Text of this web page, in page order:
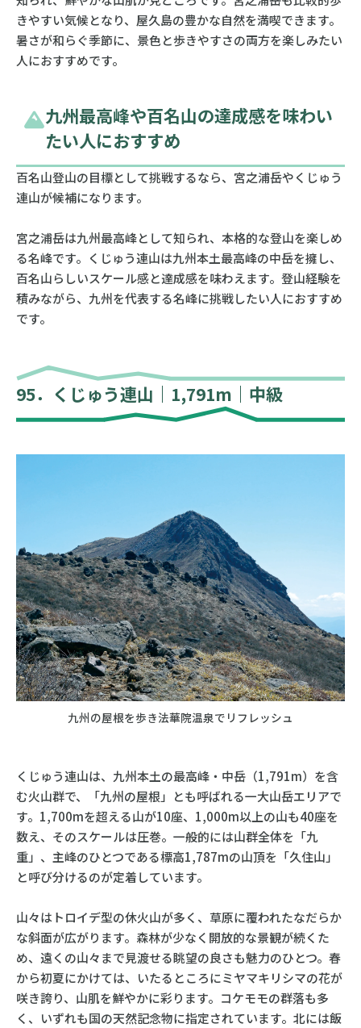
きやすい気候となり、屋久島の豊かな自然を満喫できます。
暑さが和らぐ季節に、景色と歩きやすさの両方を楽しみたい
人におすすめです。
九州最高峰や百名山の達成感を味わい
たい人におすすめ
百名山登山の目標として挑戦するなら、宮之浦岳やくじゅう
連山が候補になります。
宮之浦岳は九州最高峰として知られ、本格的な登山を楽しめ
る名峰です。くじゅう連山は九州本土最高峰の中岳を擁し、
百名山らしいスケール感と達成感を味わえます。登山経験を
積みながら、九州を代表する名峰に挑戦したい人におすすめ
です。
95．くじゅう連山｜1,791m｜中級
九州の屋根を歩き法華院温泉でリフレッシュ
くじゅう連山は、九州本土の最高峰・中岳（1,791m）を含
む火山群で、「九州の屋根」とも呼ばれる一大山岳エリアで
す。1,700mを超える山が10座、1,000m以上の山も40座を
数え、そのスケールは圧巻。一般的には山群全体を「九
重」、主峰のひとつである標高1,787mの山頂を「久住山」
と呼び分けるのが定着しています。
山々はトロイデ型の休火山が多く、草原に覆われたなだらか
な斜面が広がります。森林が少なく開放的な景観が続くた
め、遠くの山々まで見渡せる眺望の良さも魅力のひとつ。春
から初夏にかけては、いたるところにミヤマキリシマの花が
咲き誇り、山肌を鮮やかに彩ります。コケモモの群落も多
く、いずれも国の天然記念物に指定されています。北には飯